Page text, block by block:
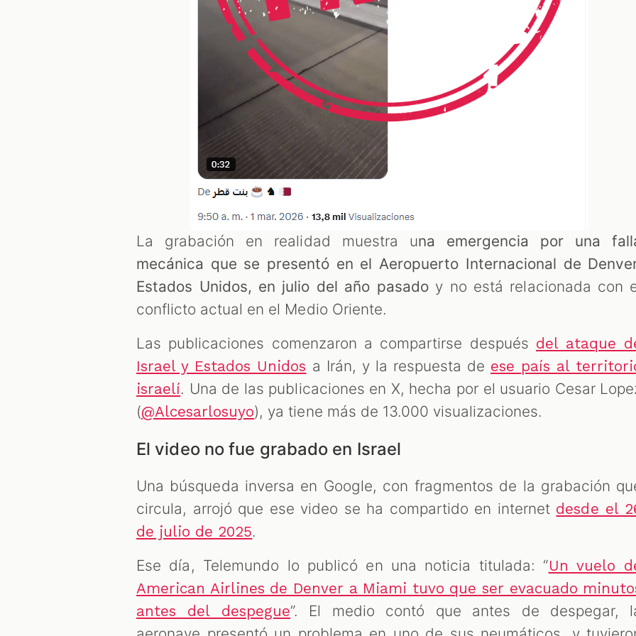
La grabación en realidad muestra una emergencia por una
mecánica que se presentó en el Aeropuerto Internacional de
Estados Unidos, en julio del año pasadoy no está relacionada con
conflicto actual en el Medio Oriente.
Las publicaciones comenzaron a compartirse después del ataque
Israel y Estados Unidos a Irán, y la respuesta de ese país al
israelí. Una de las publicaciones en X, hecha por el usuario Cesar
(@Alcesarlosuyo), ya tiene más de 13.000 visualizaciones.
El video no fue grabado en Israel
Una búsqueda inversa en Google, con fragmentos de la grabación
circula, arrojó que ese video se ha compartido en internet desde el
de julio de 2025.
Ese día, Telemundo lo publicó en una noticia titulada: “Un vuelo
American Airlines de Denver a Miami tuvo que ser evacuado
antes del despegue”. El medio contó que antes de despegar,